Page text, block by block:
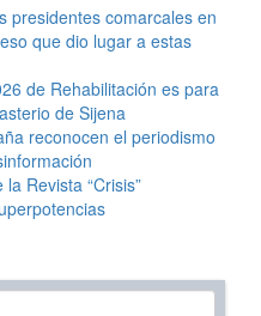
presidentes comarcales en
que dio lugar a estas
de Rehabilitación es para
de Sijena
reconocen el periodismo
Revista “Crisis”